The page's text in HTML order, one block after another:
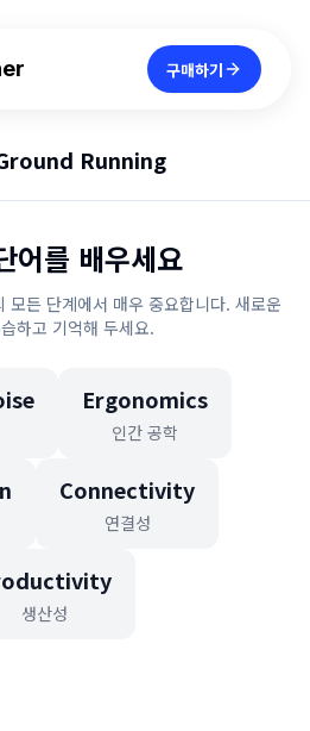
구매하기
Running
어를 배우세요
모든 단계에서 매우 중요합니다. 새로운
하고 기억해 두세요.
Ergonomics
인간 공학
Connectivity
연결성
생산성